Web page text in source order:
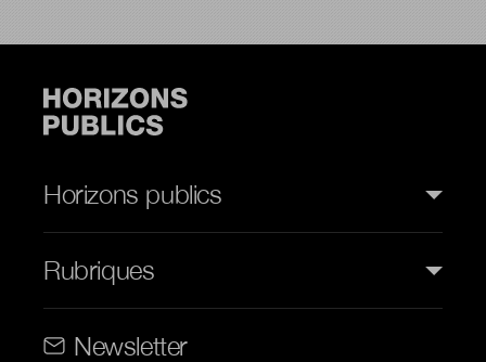
Horizons publics
Rubriques
Newsletter